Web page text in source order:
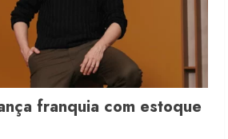
franquia com estoque